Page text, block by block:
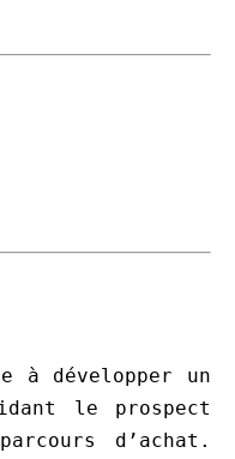
à développer un
le prospect
d’achat.